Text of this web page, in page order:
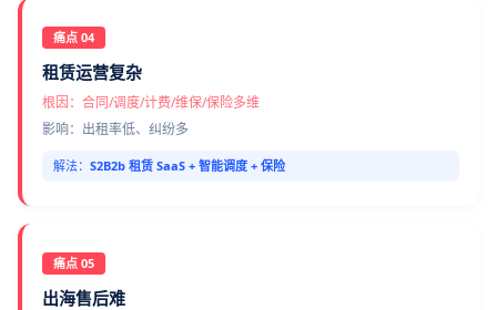
痛点 04
租赁运营复杂
根因：合同/调度/计费/维保/保险多维
影响：出租率低、纠纷多
解法： S2B2b 租赁 SaaS + 智能调度 + 保险
痛点 05
出海售后难